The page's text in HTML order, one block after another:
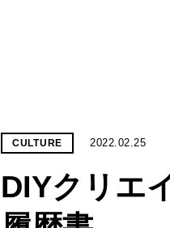
CULTURE 2022.02.25
DIYクリエ